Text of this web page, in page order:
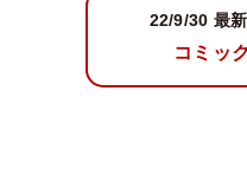
22/9/30 最
コミッ